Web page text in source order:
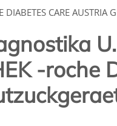
DIABETES CARE AUSTRIA
-roche